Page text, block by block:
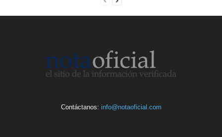
Contáctanos: info@notaoficial.com